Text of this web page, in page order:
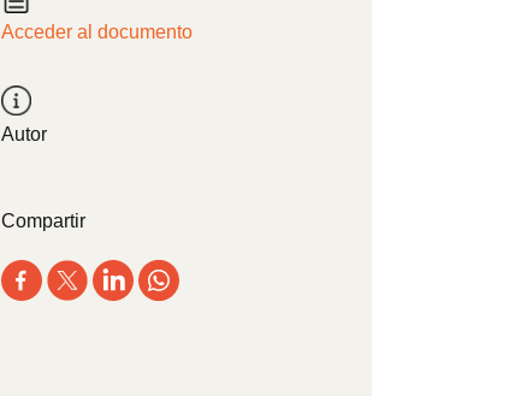
Acceder al documento
Autor
Compartir